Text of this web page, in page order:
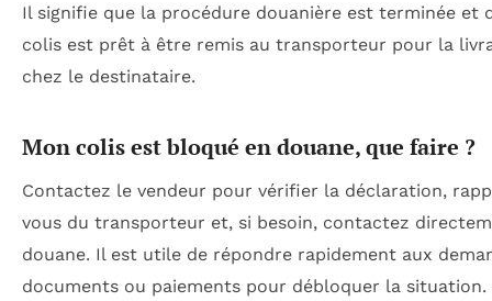
Il signifie que la procédure douanière est terminée et
colis est prêt à être remis au transporteur pour la
chez le destinataire.
Mon colis est bloqué en douane, que faire ?
Contactez le vendeur pour vérifier la déclaration,
vous du transporteur et, si besoin, contactez
douane. Il est utile de répondre rapidement aux
documents ou paiements pour débloquer la situation.